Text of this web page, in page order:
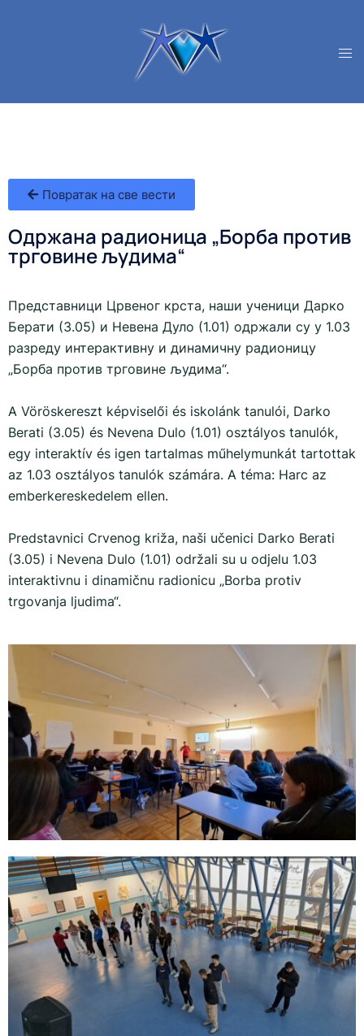
Повратак на све вести
Одржана радионица „Борба против
трговине људима“
Представници Црвеног крста, наши ученици Дарко
Берати (3.05) и Невена Дуло (1.01) одржали су у 1.03
разреду интерактивну и динамичну радионицу
„Борба против трговине људима“.
A Vöröskereszt képviselői és iskolánk tanulói, Darko
Berati (3.05) és Nevena Dulo (1.01) osztályos tanulók,
egy interaktív és igen tartalmas műhelymunkát tartottak
az 1.03 osztályos tanulók számára. A téma: Harc az
emberkereskedelem ellen.
Predstavnici Crvenog križa, naši učenici Darko Berati
(3.05) i Nevena Dulo (1.01) održali su u odjelu 1.03
interaktivnu i dinamičnu radionicu „Borba protiv
trgovanja ljudima“.